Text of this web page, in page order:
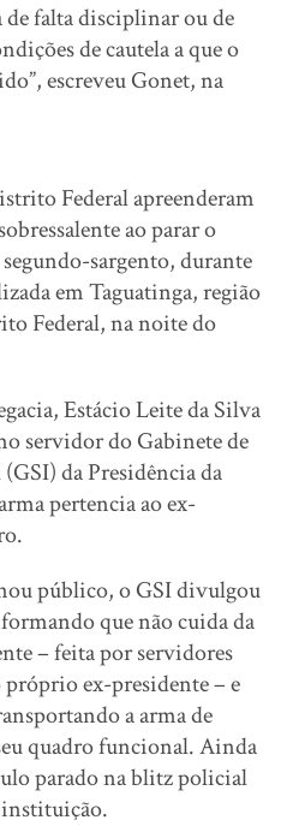
de falta disciplinar ou de
de cautela a que o
escreveu Gonet, na
Federal apreenderam
ao parar o
sargento, durante
em Taguatinga, região
Federal, na noite do
Estácio Leite da Silva
servidor do Gabinete de
da Presidência da
pertencia ao ex-
público, o GSI divulgou
que não cuida da
– feita por servidores
ex-presidente – e
a arma de
quadro funcional. Ainda
parado na blitz policial
instituição.